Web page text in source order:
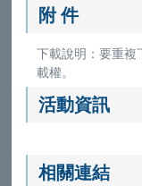
附 件
下載說明：要重複
載權。
活動資訊
相關連結